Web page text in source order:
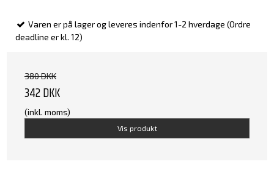
Varen er på lager og leveres indenfor 1-2 hverdage (Ordre
deadline er kl. 12)
380 DKK
342 DKK
(inkl. moms)
Vis produkt